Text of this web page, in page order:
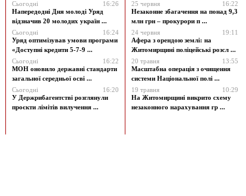
Сьогодні
16:26
Напередодні Дня молоді Уряд
відзначив 20 молодих україн ...
Сьогодні
16:24
Уряд оптимізував умови програми
«Доступні кредити 5-7-9 ...
Сьогодні
16:22
МОН оновило державні стандарти
загальної середньої осві ...
Сьогодні
16:20
У Держрибагентстві розглянули
проєкти лімітів вилучення ...
25 червня
16:22
Незаконне збагачення на понад 9,3
млн грн – прокурори п ...
24 червня
19:11
Афера з орендою землі: на
Житомирщині поліцейські розсл ...
20 травня
13:55
Масштабна операція з очищення
системи Національної полі ...
19 травня
10:29
На Житомирщині викрито схему
незаконного нарахування гр ...